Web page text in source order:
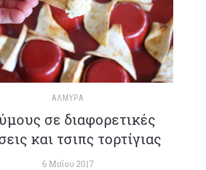
ΑΛΜΥΡΆ
σε διαφορετικές
και τσιπς τορτίγιας
6 Μαΐου 2017